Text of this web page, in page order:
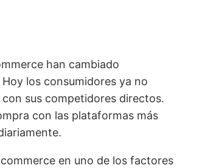
han cambiado
los consumidores ya no
sus competidores directos.
con las plataformas más
en uno de los factores